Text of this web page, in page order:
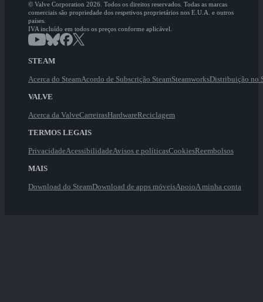
© Valve Corporation 2026. Todos os direitos reservados. Todas as marcas
comerciais são propriedade dos respetivos proprietários nos E.U.A. e outros
países.
IVA incluído em todos os preços conforme aplicável.
STEAM
Acerca do SteamAcordo de Subscrição SteamSteamworksDistribuição no
VALVE
Acerca da ValveCarreirasHardwareReciclagem
TERMOS LEGAIS
PrivacidadeAcessibilidadeAvisos e políticasCookiesReembolsos
MAIS
Download do SteamDownload de apps móveisApoioA minha conta